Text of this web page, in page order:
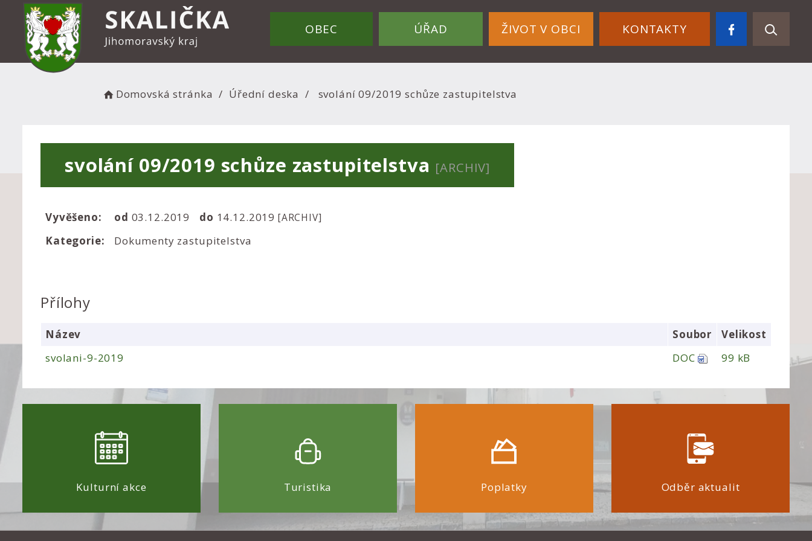
OBEC ÚŘAD ŽIVOT V OBCI KONTAKTY
Domovská stránka Úřední deska svolání 09/2019 schůze zastupitelstva
svolání 09/2019 schůze zastupitelstva [ARCHIV]
Vyvěšeno: od 03.12.2019 do 14.12.2019 [ARCHIV]
Kategorie: Dokumenty zastupitelstva
Přílohy
Název Soubor
Velikost
svolani-9-2019
DOC 99 kB
Kulturní akce Turistika Poplatky Odběr aktualit